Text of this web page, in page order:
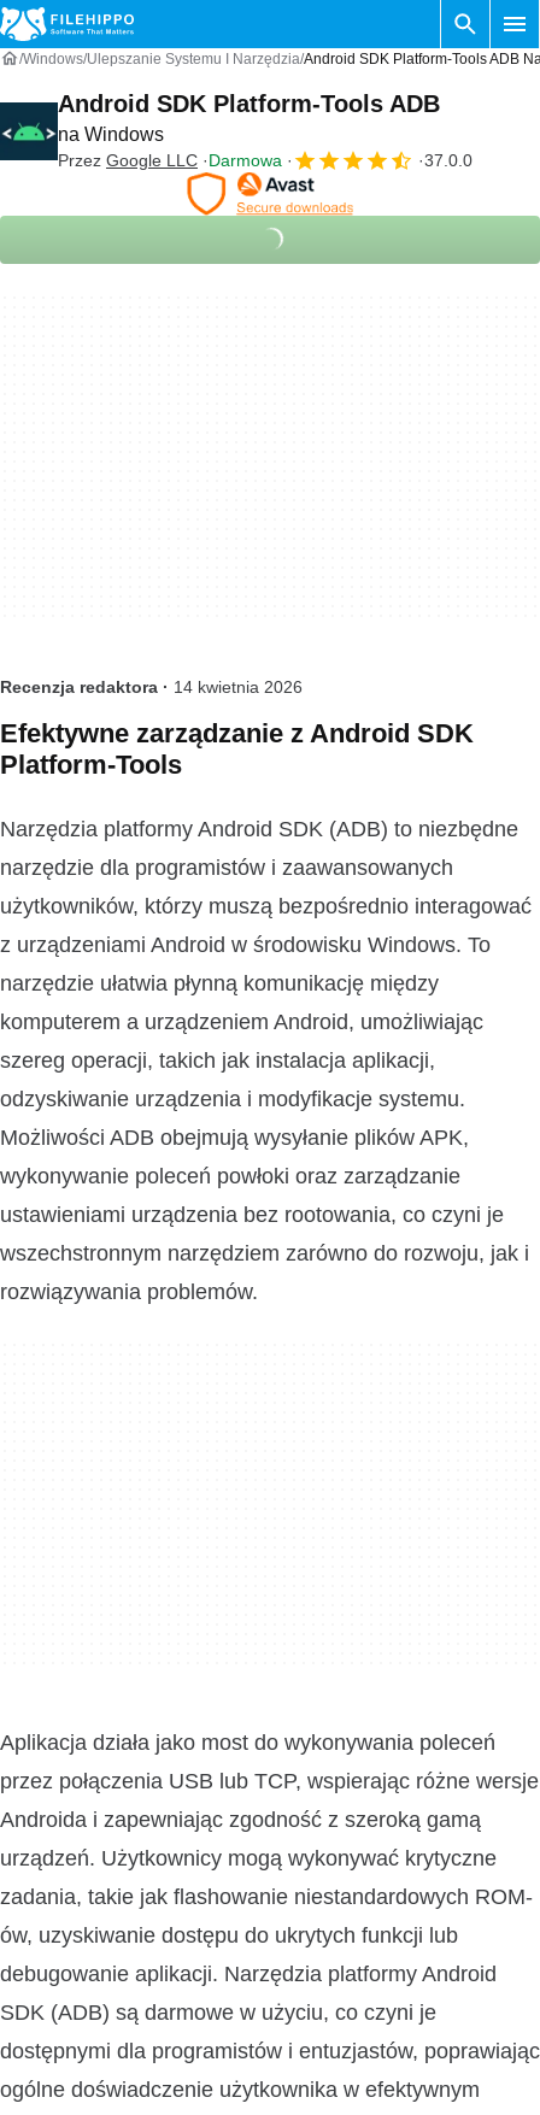
Windows Ulepszanie Systemu I Narzędzia Android SDK Platform-Tools ADB
Android SDK Platform-Tools ADB
na Windows
Przez Google LLC Darmowa 37.0.0
Recenzja redaktora · 14 kwietnia 2026
Efektywne zarządzanie z Android SDK
Platform-Tools
Narzędzia platformy Android SDK (ADB) to niezbędne
narzędzie dla programistów i zaawansowanych
użytkowników, którzy muszą bezpośrednio interagować
z urządzeniami Android w środowisku Windows. To
narzędzie ułatwia płynną komunikację między
komputerem a urządzeniem Android, umożliwiając
szereg operacji, takich jak instalacja aplikacji,
odzyskiwanie urządzenia i modyfikacje systemu.
Możliwości ADB obejmują wysyłanie plików APK,
wykonywanie poleceń powłoki oraz zarządzanie
ustawieniami urządzenia bez rootowania, co czyni je
wszechstronnym narzędziem zarówno do rozwoju, jak i
rozwiązywania problemów.
Aplikacja działa jako most do wykonywania poleceń
przez połączenia USB lub TCP, wspierając różne wersje
Androida i zapewniając zgodność z szeroką gamą
urządzeń. Użytkownicy mogą wykonywać krytyczne
zadania, takie jak flashowanie niestandardowych ROM-
ów, uzyskiwanie dostępu do ukrytych funkcji lub
debugowanie aplikacji. Narzędzia platformy Android
SDK (ADB) są darmowe w użyciu, co czyni je
dostępnymi dla programistów i entuzjastów, poprawiając
ogólne doświadczenie użytkownika w efektywnym